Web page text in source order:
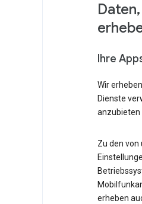
Ihre
Wir
Dienste
anzubieten
Zu den von
erheben